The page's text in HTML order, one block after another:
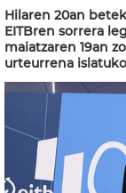
Hilaren 20an
EITBren sorrera
maiatzaren 19an
urteurrena